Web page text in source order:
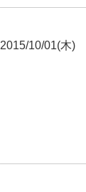
2015/10/01(木)